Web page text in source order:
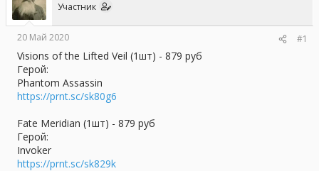
м
ы
а
л
Участник
20 Май 2020 #1
Visions of the Lifted Veil (1шт) - 879 руб
Герой:
Phantom Assassin
https://prnt.sc/sk80g6
Fate Meridian (1шт) - 879 руб
Герой:
Invoker
https://prnt.sc/sk829k